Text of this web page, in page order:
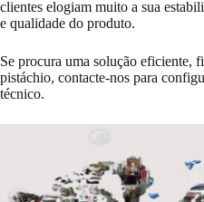
clientes elogiam muito a sua
e qualidade do produto.
Se procura uma solução eficiente,
pistáchio, contacte-nos para
técnico.